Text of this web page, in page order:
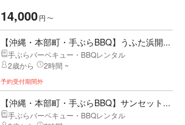
14,000円 〜
【沖縄・本部町・手ぶらBBQ】うふた浜開...
手ぶらバーベキュー・BBQレンタル
2歳から
2時間 ~
予約受付期間外
【沖縄・本部町・手ぶらBBQ】サンセット...
手ぶらバーベキュー・BBQレンタル